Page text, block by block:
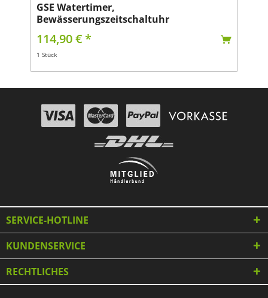
GSE Watertimer,
Bewässerungszeitschaltuhr
114,90 € *
1 Stück
SERVICE-HOTLINE
KUNDENSERVICE
RECHTLICHES